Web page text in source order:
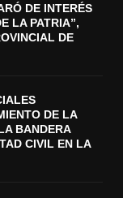
DE INTERÉS
LA PATRIA”,
DE
DE LA
BANDERA
CIVIL EN LA